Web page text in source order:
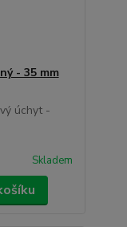
- 35 mm
úchyt -
Skladem